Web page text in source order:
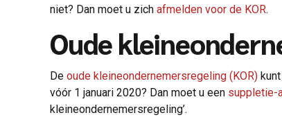
niet? Dan moet u zich afmelden voor de KOR.
Oude
De oude kleineondernemersregeling (KOR)
vóór 1 januari 2020? Dan moet u een suppletie-
kleineondernemersregeling’.